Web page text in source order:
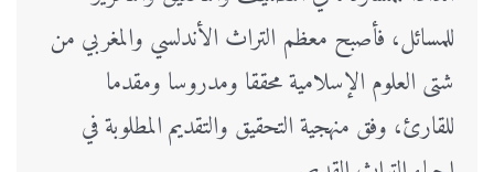
للمسائل، فأصبح معظم التراث الأندلسي والمغربي من
شتى العلوم الإسلامية محققا ومدروسا ومقدما
للقارئ، وفق منهجية التحقيق والتقديم المطلوبة في